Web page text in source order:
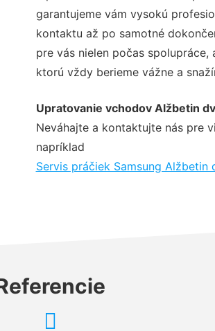
garantujeme vám vysokú
kontaktu až po samotné
pre vás nielen počas
ktorú vždy berieme vážne a
Upratovanie vchodov Alžbetin
Neváhajte a kontaktujte nás pre
napríklad
Servis práčiek Samsung Alžbetin